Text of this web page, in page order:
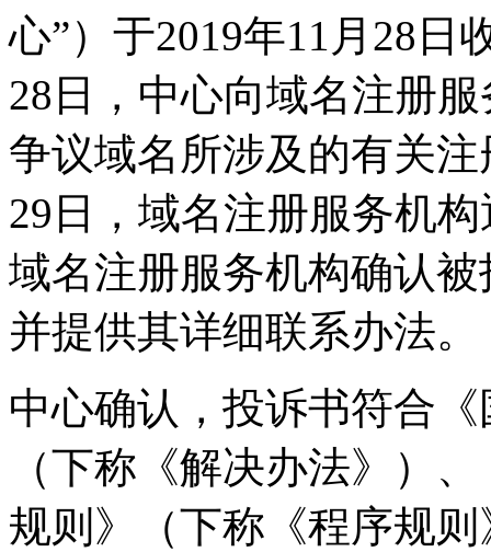
心”）于2019年11月28日
28日，中心向域名注册
争议域名所涉及的有关
29日，域名注册服务机
域名注册服务机构确认
并提供其详细联系办法。
中心确认，投诉书符合
（下称《解决办法》）
规则》（下称《程序规